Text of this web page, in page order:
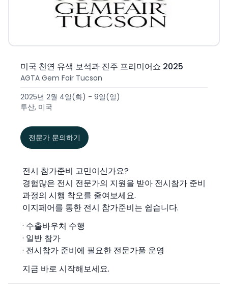
미국 천연 유색 보석과 진주 프리미어쇼 2025
AGTA Gem Fair Tucson
2025년 2월 4일(화) - 9일(일)
투산, 미국
전문가 문의하기
전시 참가준비 고민이신가요?
경험많은 전시 전문가의 지원을 받아 전시참가 준비
과정의 시행 착오를 줄여보세요.
이지페어를 통한 전시 참가준비는 쉽습니다.
· 수출바우처 수행
· 일반 참가
· 전시참가 준비에 필요한 전문가풀 운영
지금 바로 시작해보세요.